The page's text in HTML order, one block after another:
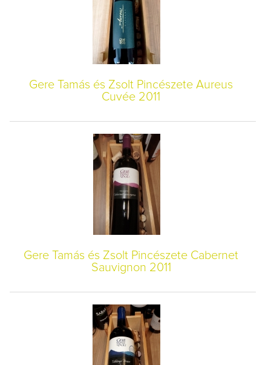
Gere Tamás és Zsolt Pincészete Aureus
Cuvée 2011
Gere Tamás és Zsolt Pincészete Cabernet
Sauvignon 2011